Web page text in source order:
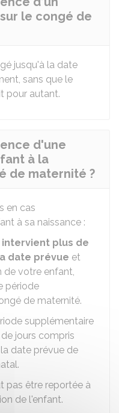
le congé de
jusqu'à la date
sans que le
pour autant.
d'une
à la
de maternité ?
en cas
à sa naissance :
plus de
date prévue et
de votre enfant,
période
de maternité.
supplémentaire
jours compris
date prévue de
pas être reportée à
de l'enfant.